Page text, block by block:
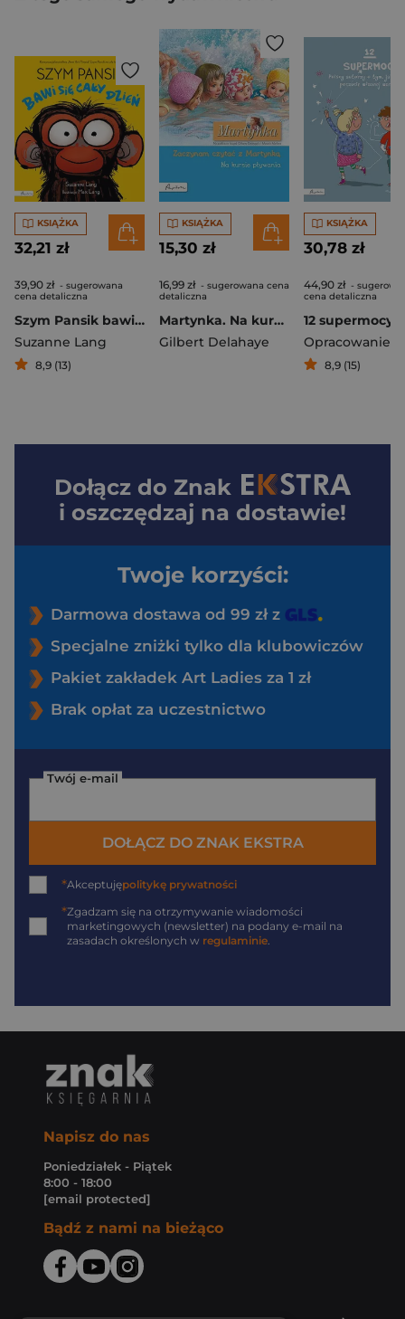
KSIĄŻKA
32,21 zł
39,90 zł - sugerowana
cena detaliczna
Szym Pansik bawi się cały dzień
Suzanne Lang
8,9 (13)
KSIĄŻKA
15,30 zł
16,99 zł - sugerowana cena
detaliczna
Martynka. Na kursie pływania. Zaczynam czytać z Martynką
Gilbert Delahaye
KSIĄŻKA
30,78 zł
44,90 zł -
cena detaliczna
8,9 (15)
Dołącz do Znak
i oszczędzaj na dostawie!
Twoje korzyści:
Darmowa dostawa od 99 zł z
Specjalne zniżki tylko dla klubowiczów
Pakiet zakładek Art Ladies za 1 zł
Brak opłat za uczestnictwo
Twój e-mail
DOŁĄCZ DO ZNAK EKSTRA
*Akceptujępolitykę prywatności
*Zgadzam się na otrzymywanie wiadomości
marketingowych (newsletter) na podany e-mail na
zasadach określonych w regulaminie
Napisz do nas
Poniedziałek - Piątek
8:00 - 18:00
[email protected]
Bądź z nami na bieżąco